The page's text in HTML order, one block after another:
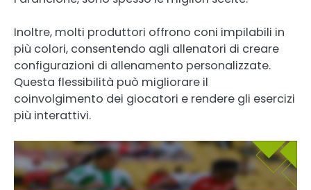
Inoltre, molti produttori offrono coni impilabili in
più colori, consentendo agli allenatori di creare
configurazioni di allenamento personalizzate.
Questa flessibilità può migliorare il
coinvolgimento dei giocatori e rendere gli esercizi
più interattivi.